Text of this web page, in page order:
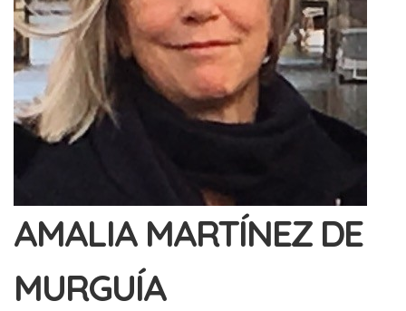
AMALIA MARTÍNEZ DE
MURGUÍA